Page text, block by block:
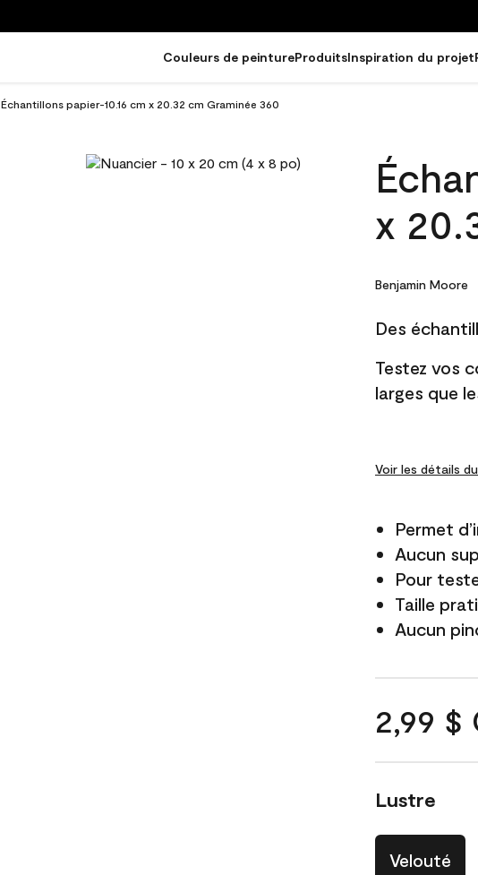
Couleurs de peintureProduitsInspiration du projet
Échantillons papier-10.16 cm x 20.32 cm Graminée 360
x
Benjamin Moore
Des
Testez vos
larges que
Voir les détails
Permet
Aucun
Pour
Taille
Aucun
2,99 $
Lustre
Velouté